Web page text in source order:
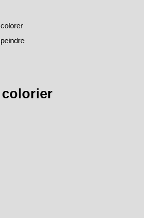
colorer
peindre
colorier